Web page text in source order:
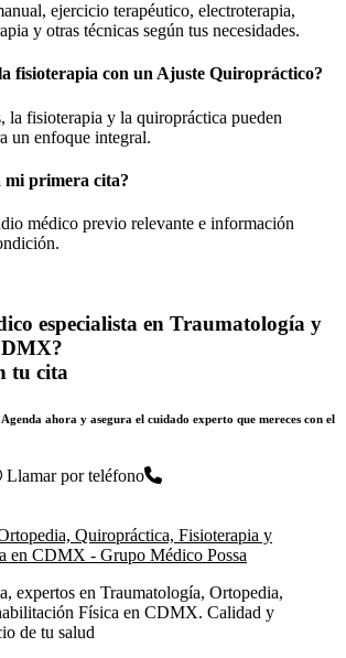
ejercicio terapéutico, electroterapia,
y otras técnicas según tus necesidades.
fisioterapia con un Ajuste Quiropráctico?
la fisioterapia y la quiropráctica pueden
un enfoque integral.
mi primera cita?
médico previo relevante e información
especialista en Traumatología y
tu cita
ahora y asegura el cuidado experto que mereces con el
Llamar por teléfono
expertos en Traumatología, Ortopedia,
Física en CDMX. Calidad y
de tu salud